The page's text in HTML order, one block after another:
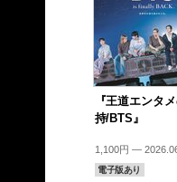
『王道エンタ
持/BTS』
1,100円 —
電子版あり